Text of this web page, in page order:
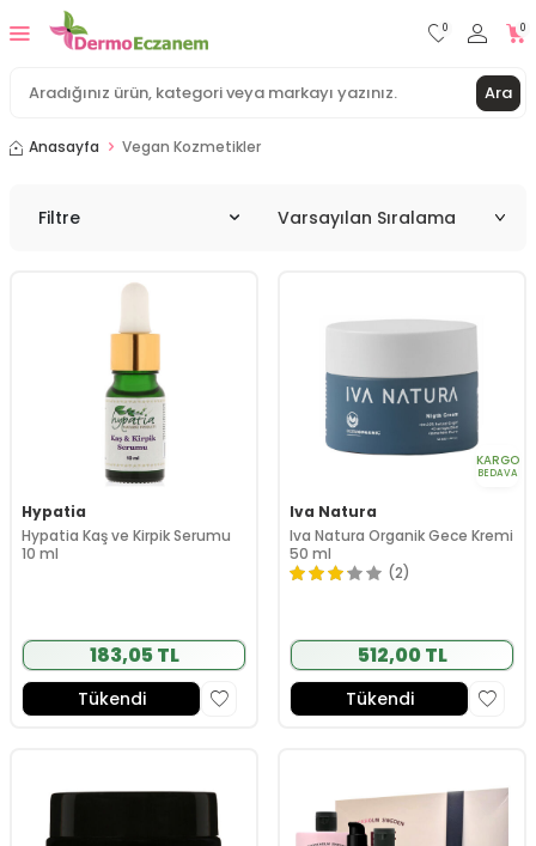
Ara
0 0
Anasayfa Vegan Kozmetikler
Filtre
Hypatia
Hypatia Kaş ve Kirpik Serumu
10 ml
183,05 TL
Tükendi
KARGO
BEDAVA
Iva Natura
Iva Natura Organik Gece Kremi
50 ml
(2)
512,00 TL
Tükendi